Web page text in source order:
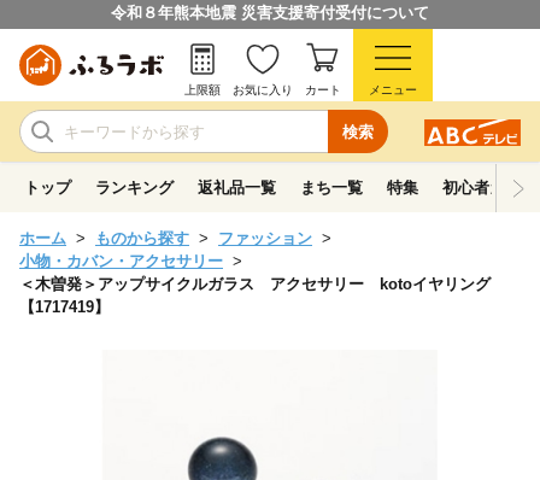
令和８年熊本地震 災害支援寄付受付について
検索
上限額 お気に入り カート メニュー
トップ ランキング 返礼品一覧 まち一覧 特集 初心者ガイド
ホーム ものから探す
ファッション
小物・カバン・アクセサリー
＜木曽発＞アップサイクルガラス アクセサリー kotoイヤリング
【1717419】